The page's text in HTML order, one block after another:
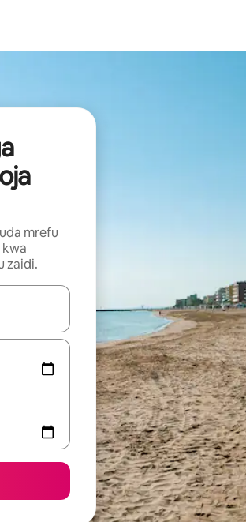
mrefu
kwa
zaidi.
kutumia vitufe vya vishale vya juu na chini